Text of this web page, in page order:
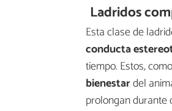
Ladridos
Esta clase de
conducta
tiempo. Estos,
bienestardel
prolongan durante